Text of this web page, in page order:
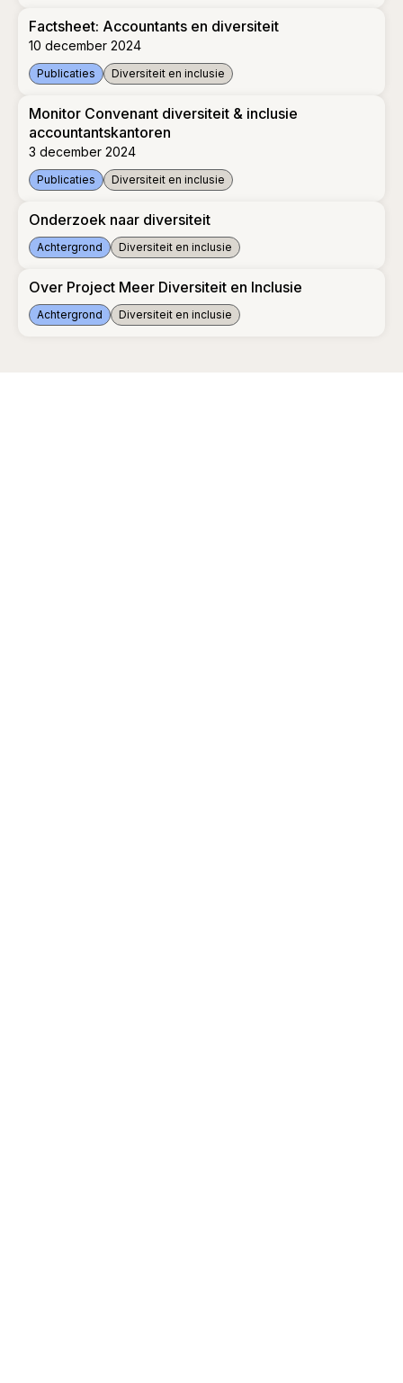
Factsheet: Accountants en diversiteit
10 december 2024
Publicaties Diversiteit en inclusie
Monitor Convenant diversiteit & inclusie
accountantskantoren
3 december 2024
Publicaties Diversiteit en inclusie
Onderzoek naar diversiteit
Achtergrond Diversiteit en inclusie
Over Project Meer Diversiteit en Inclusie
Achtergrond Diversiteit en inclusie